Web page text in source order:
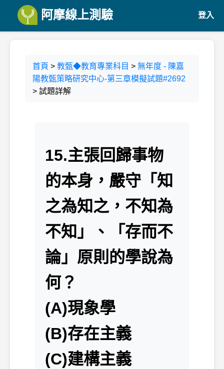
阿摩線上測驗 登入
首頁 > 教甄◆教育專業科目 > 無年度 - 陳嘉
陽教甄策略研究中心-第三章模擬試題#2692
> 試題詳解
15.主張回歸事物
的本身，嚴守「知
之為知之，不知為
不知」、「存而不
論」原則的學說為
何？
(A)現象學
(B)存在主義
(C)建構主義